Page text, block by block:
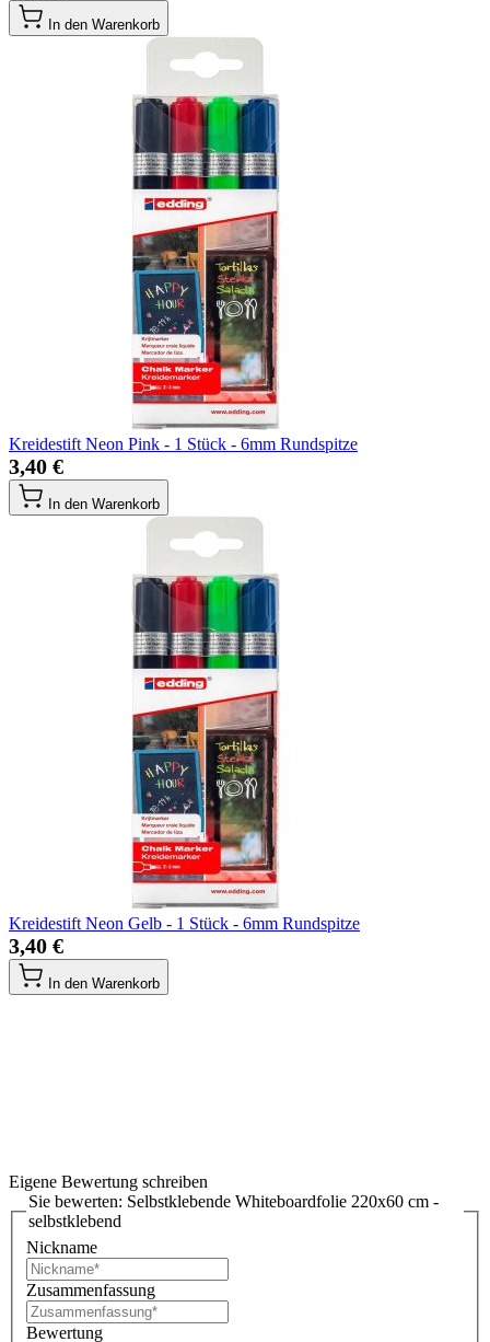
In den Warenkorb
Kreidestift Neon Pink - 1 Stück - 6mm Rundspitze
3,40 €
In den Warenkorb
Kreidestift Neon Gelb - 1 Stück - 6mm Rundspitze
3,40 €
In den Warenkorb
Eigene Bewertung schreiben
Sie bewerten: Selbstklebende Whiteboardfolie 220x60 cm -
selbstklebend
Nickname
Zusammenfassung
Bewertung